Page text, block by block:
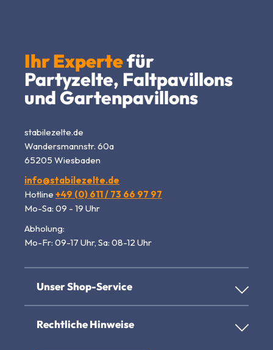
Ihr Expertefür
Partyzelte, Faltpavillons
und Gartenpavillons
stabilezelte.de
Wandersmannstr. 60a
65205 Wiesbaden
info@stabilezelte.de
Hotline +49 (0) 611 / 73 66 97 97
Mo-Sa: 09 - 19 Uhr
Abholung:
Mo-Fr: 09-17 Uhr, Sa: 08-12 Uhr
Unser Shop-Service
Rechtliche Hinweise